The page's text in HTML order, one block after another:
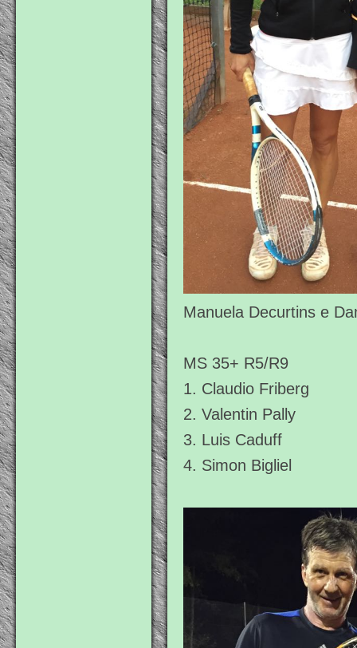
Manuela Decurtins e
MS 35+ R5/R9
1. Claudio Friberg
2. Valentin Pally
3. Luis Caduff
4. Simon Bigliel